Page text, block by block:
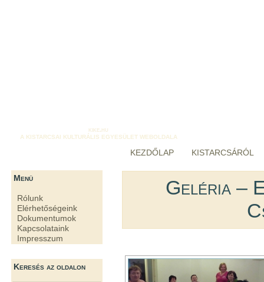
kike.hu
A KISTARCSAI KULTURÁLIS EGYESÜLET WEBOLDALA
KEZDŐLAP KISTARCSÁRÓL
Menü
Rólunk
Elérhetőségeink
Dokumentumok
Kapcsolataink
Impresszum
Keresés az oldalon
Geléria –